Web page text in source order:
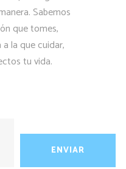
Sabemos
que tomes,
la que cuidar,
tu vida.